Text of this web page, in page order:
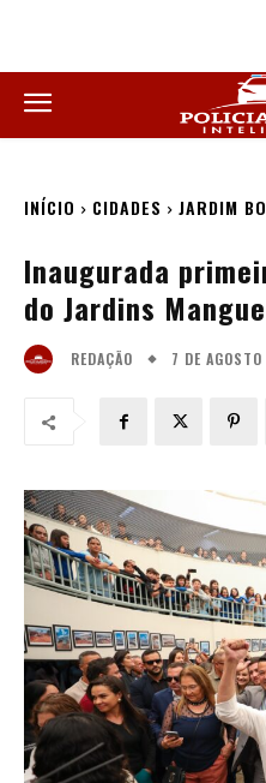
INÍCIO CIDADES JARDIM
Inaugurada
do Jardins
REDAÇÃO 7 DE